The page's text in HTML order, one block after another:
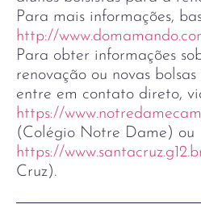
Para mais informações,
http://
Para obter informações
renovação ou novas
entre em contato direto,
https://
(Colégio Notre Dame) ou
https://
Cruz).